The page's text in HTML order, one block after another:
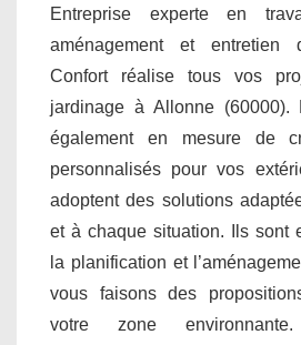
Entreprise experte en
aménagement et entretien
Confort réalise tous vos
jardinage à Allonne (60000).
également en mesure de
personnalisés pour vos
adoptent des solutions
et à chaque situation. Ils sont
la planification et
vous faisons des
votre zone